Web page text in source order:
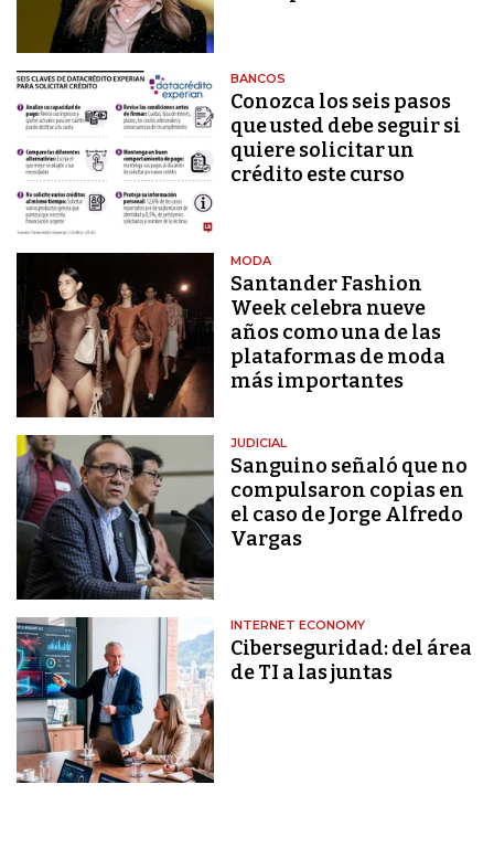
BANCOS
Conozca los seis pasos
que usted debe seguir si
quiere solicitar un
crédito este curso
MODA
Santander Fashion
Week celebra nueve
años como una de las
plataformas de moda
más importantes
JUDICIAL
Sanguino señaló que no
compulsaron copias en
el caso de Jorge Alfredo
Vargas
INTERNET ECONOMY
Ciberseguridad: del área
de TI a las juntas